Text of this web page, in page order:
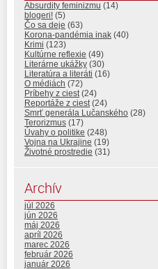
Absurdity feminizmu (14)
blogeri! (5)
Čo sa deje (63)
Korona-pandémia inak (40)
Krimi (123)
Kultúrne reflexie (49)
Literárne ukážky (30)
Literatúra a literáti (16)
O médiách (72)
Príbehy z ciest(24)
Reportáže z ciest(24)
Smrť generála Lučanského (28)
Terorizmus (17)
Úvahy o politike (248)
Vojna na Ukrajine (19)
Životné prostredie (31)
Archív
júl 2026
jún 2026
máj 2026
apríl 2026
marec 2026
február 2026
január 2026